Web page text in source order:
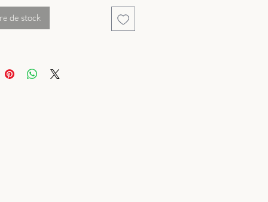
or blanc en argent sterling
jusqu'à une taille maximale de
de stock